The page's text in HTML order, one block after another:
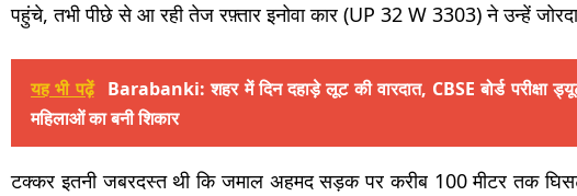
पहुंचे, तभी पीछे से आ रही तेज रफ़्तार इनोवा कार (UP 32 W 3303) ने उन्हें
यह भी पढ़ें
Barabanki: शहर में दिन दहाड़े लूट की वारदात, CBSE बोर्ड परीक्षा
महिलाओं का बनी शिकार
टक्कर इतनी जबरदस्त थी कि जमाल अहमद सड़क पर करीब 100 मीटर तक